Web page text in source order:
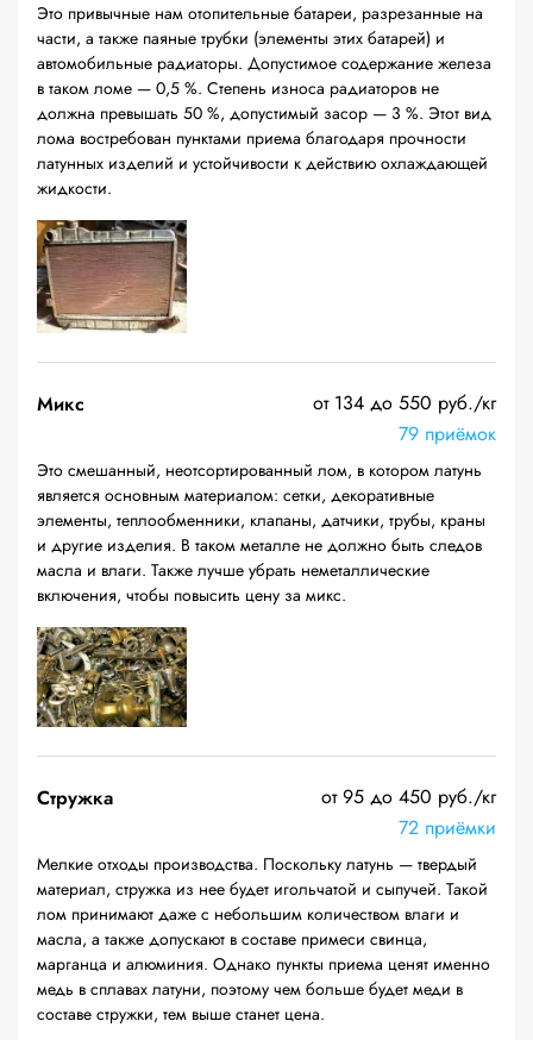
Это привычные нам отопительные батареи, разрезанные на
части, а также паяные трубки (элементы этих батарей) и
автомобильные радиаторы. Допустимое содержание железа
в таком ломе — 0,5 %. Степень износа радиаторов не
должна превышать 50 %, допустимый засор — 3 %. Этот вид
лома востребован пунктами приема благодаря прочности
латунных изделий и устойчивости к действию охлаждающей
жидкости.
Микс
от 134 до 550 руб./кг
79 приёмок
Это смешанный, неотсортированный лом, в котором латунь
является основным материалом: сетки, декоративные
элементы, теплообменники, клапаны, датчики, трубы, краны
и другие изделия. В таком металле не должно быть следов
масла и влаги. Также лучше убрать неметаллические
включения, чтобы повысить цену за микс.
Стружка
от 95 до 450 руб./кг
72 приёмки
Мелкие отходы производства. Поскольку латунь — твердый
материал, стружка из нее будет игольчатой и сыпучей. Такой
лом принимают даже с небольшим количеством влаги и
масла, а также допускают в составе примеси свинца,
марганца и алюминия. Однако пункты приема ценят именно
медь в сплавах латуни, поэтому чем больше будет меди в
составе стружки, тем выше станет цена.